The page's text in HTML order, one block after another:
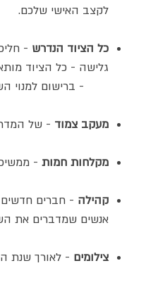
לקצב האישי שלכם.
כל הציוד הנדרש -
גלישה - כל הציוד
- ברישום למנוי השנתי -
מעקב צמוד - של
מקלחות חמות -
קהילה - חברים חדשים
אנשים שמדברים את
צילומים - לאורך שנת